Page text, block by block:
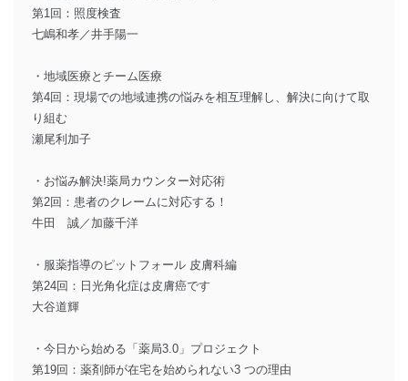
第1回：照度検査
七嶋和孝／井手陽一
・地域医療とチーム医療
第4回：現場での地域連携の悩みを相互理解し、解決に向けて取
り組む
瀬尾利加子
・お悩み解決!薬局カウンター対応術
第2回：患者のクレームに対応する！
牛田 誠／加藤千洋
・服薬指導のピットフォール 皮膚科編
第24回：日光角化症は皮膚癌です
大谷道輝
・今日から始める「薬局3.0」プロジェクト
第19回：薬剤師が在宅を始められない3 つの理由